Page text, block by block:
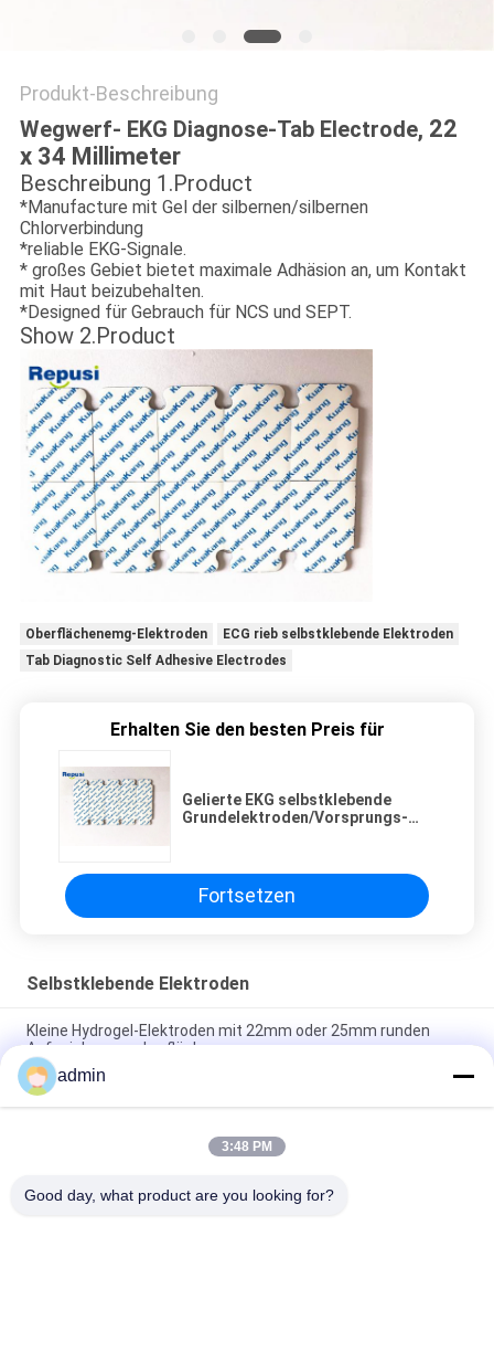
Produkt-Beschreibung
Wegwerf- EKG Diagnose-Tab Electrode, 22
x 34 Millimeter
Beschreibung 1.Product
*Manufacture mit Gel der silbernen/silbernen
Chlorverbindung
*reliable EKG-Signale.
* großes Gebiet bietet maximale Adhäsion an, um Kontakt
mit Haut beizubehalten.
*Designed für Gebrauch für NCS und SEPT.
Show 2.Product
Oberflächenemg-Elektroden
ECG rieb selbstklebende Elektroden
Tab Diagnostic Self Adhesive Electrodes
Erhalten Sie den besten Preis für
Gelierte EKG selbstklebende
Grundelektroden/Vorsprungs-
Fortsetzen
Selbstklebende Elektroden
Kleine Hydrogel-Elektroden mit 22mm oder 25mm runden
Aufzeichnungsoberflächen
Wegwerfoberflächenelektroden gelatierten vor
Ag-/AgClrunden-Torsion für EMG
REP-1.5D-02 selbstklebende Elektroden Oberflächen-Tab
admin
3:48 PM
Good day, what product are you looking for?